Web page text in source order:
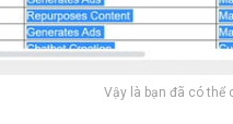
Vậy là bạn đã có thể